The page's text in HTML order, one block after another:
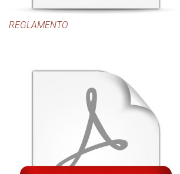
REGLAMENTO